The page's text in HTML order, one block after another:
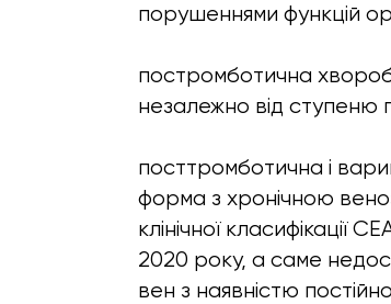
порушеннями функцій
постромботична
незалежно від ступеню
посттромботична і
форма з хронічною
клінічної класифікації
2020 року, а саме
вен з наявністю